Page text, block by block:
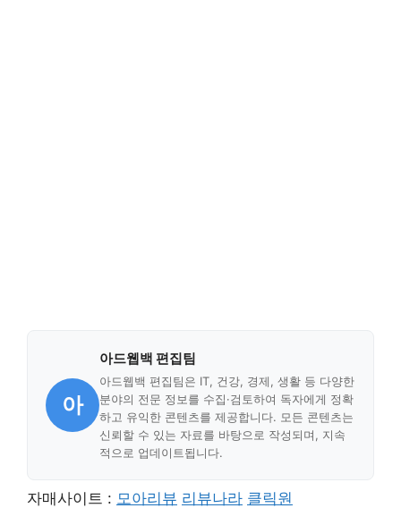
아
아드웹백 편집팀
아드웹백 편집팀은 IT, 건강, 경제, 생활 등 다양한
분야의 전문 정보를 수집·검토하여 독자에게 정확
하고 유익한 콘텐츠를 제공합니다. 모든 콘텐츠는
신뢰할 수 있는 자료를 바탕으로 작성되며, 지속
적으로 업데이트됩니다.
자매사이트 : 모아리뷰 리뷰나라 클릭원